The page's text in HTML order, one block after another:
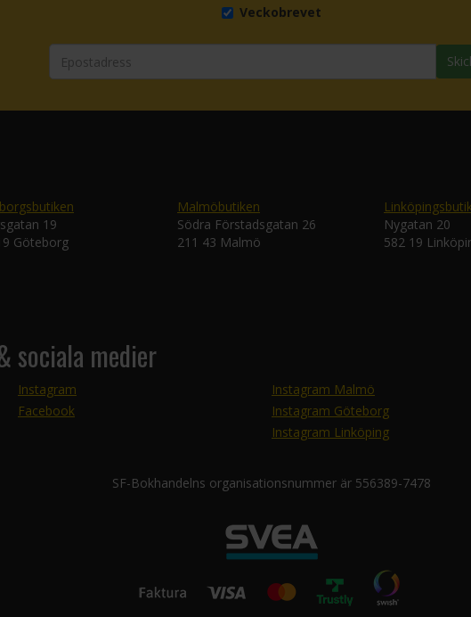
Veckobrevet
19
Göteborg
Malmöbutiken
Södra Förstadsgatan 26
211 43 Malmö
Nygatan 20
582 19
sociala medier
Instagram
Facebook
Instagram Malmö
Instagram Göteborg
Instagram Linköping
SF-Bokhandelns organisationsnummer är 556389-7478